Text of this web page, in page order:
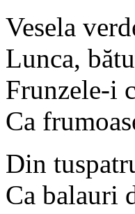
Vesela
Lunca,
Frunzele-i
Ca
Din
Ca balauri